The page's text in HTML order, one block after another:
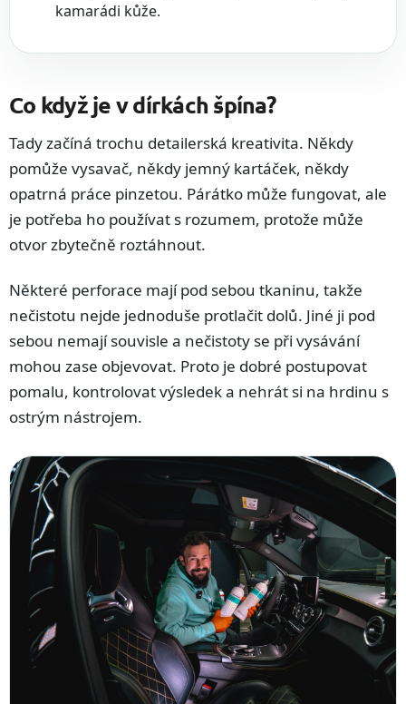
kamarádi kůže.
Co když je v dírkách špína?
Tady začíná trochu detailerská kreativita. Někdy
pomůže vysavač, někdy jemný kartáček, někdy
opatrná práce pinzetou. Párátko může fungovat, ale
je potřeba ho používat s rozumem, protože může
otvor zbytečně roztáhnout.
Některé perforace mají pod sebou tkaninu, takže
nečistotu nejde jednoduše protlačit dolů. Jiné ji pod
sebou nemají souvisle a nečistoty se při vysávání
mohou zase objevovat. Proto je dobré postupovat
pomalu, kontrolovat výsledek a nehrát si na hrdinu s
ostrým nástrojem.